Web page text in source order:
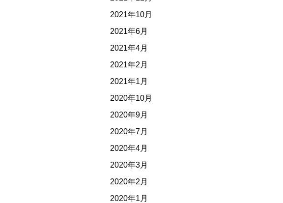
2021年10月
2021年6月
2021年4月
2021年2月
2021年1月
2020年10月
2020年9月
2020年7月
2020年4月
2020年3月
2020年2月
2020年1月